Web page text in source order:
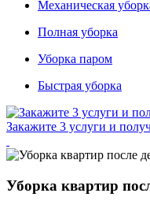
Механическая
Полная уборка
Уборка паром
Быстрая уборка
Закажите 3 услуги и
Уборка квартир